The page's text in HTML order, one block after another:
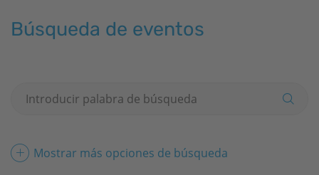
Búsqueda de eventos
Mostrar más opciones de búsqueda